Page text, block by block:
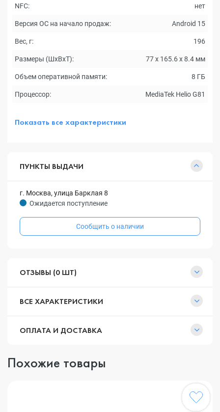
NFC: нет
Версия ОС на начало продаж: Android 15
Вес, г: 196
Размеры (ШxВxТ): 77 x 165.6 x 8.4 мм
Объем оперативной памяти: 8 ГБ
Процессор: MediaTek Helio G81
Показать все характеристики
ПУНКТЫ ВЫДАЧИ
г. Москва, улица Барклая 8
Ожидается поступление
Сообщить о наличии
ОТЗЫВЫ (0 ШТ)
ВСЕ ХАРАКТЕРИСТИКИ
ОПЛАТА И ДОСТАВКА
Похожие товары